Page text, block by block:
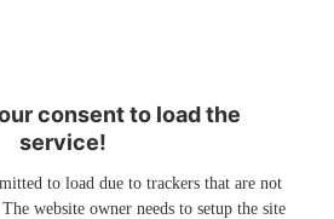
consent to load the
service!
to load due to trackers that are not
website owner needs to setup the site